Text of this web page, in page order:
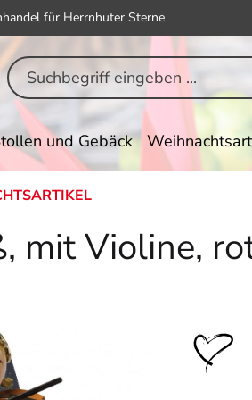
für Herrnhuter Sterne
und Gebäck
mit Violine,